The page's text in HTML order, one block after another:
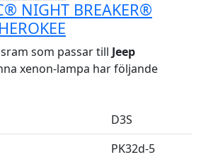
NIGHT BREAKER®
som passar till Jeep
xenon-lampa har följande
D3S
PK32d-5